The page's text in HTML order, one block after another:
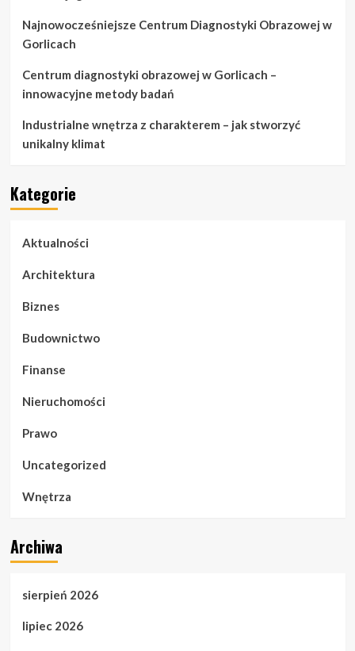
Najnowocześniejsze Centrum Diagnostyki Obrazowej w
Gorlicach
Centrum diagnostyki obrazowej w Gorlicach –
innowacyjne metody badań
Industrialne wnętrza z charakterem – jak stworzyć
unikalny klimat
Kategorie
Aktualności
Architektura
Biznes
Budownictwo
Finanse
Nieruchomości
Prawo
Uncategorized
Wnętrza
Archiwa
sierpień 2026
lipiec 2026